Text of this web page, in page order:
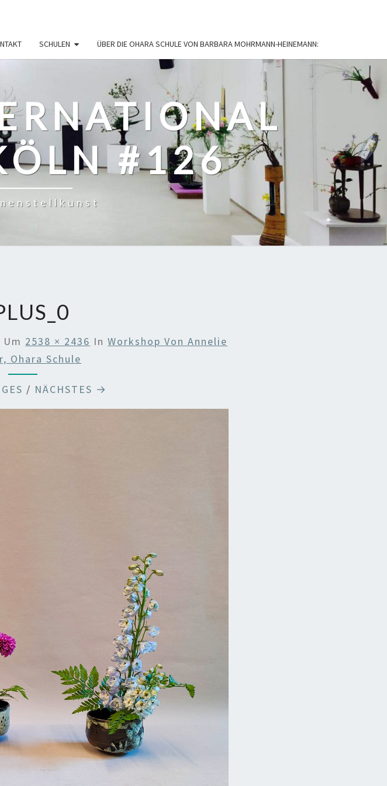
SCHULEN ÜBER DIE OHARA SCHULE VON BARBARA MOHRMANN-HEINEMANN:
#126
Um 2538 × 2436 InWorkshop Von Annelie
Ohara Schule
/ NÄCHSTES →